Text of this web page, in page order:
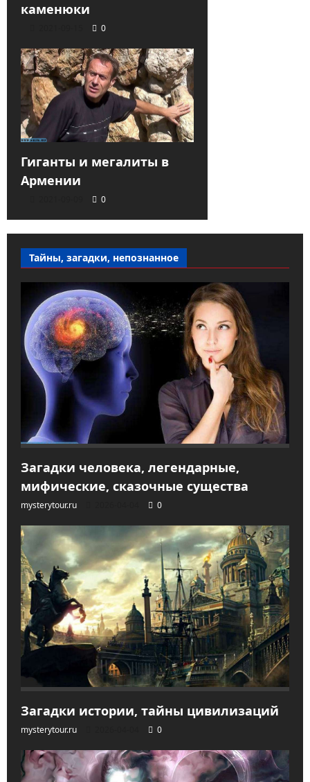
каменюки
0
Гиганты и мегалиты в
Армении
0
Тайны, загадки, непознанное
Загадки человека, легендарные,
мифические, сказочные существа
mysterytour.ru 0
Загадки истории, тайны цивилизаций
mysterytour.ru 0